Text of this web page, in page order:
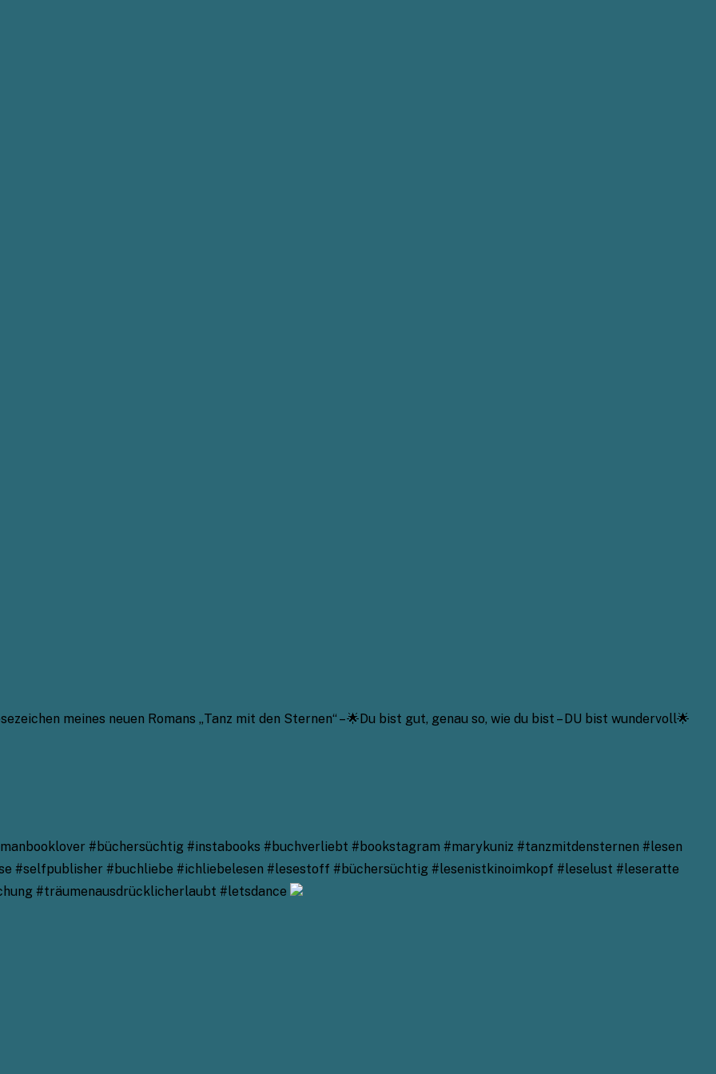
meines neuen Romans „Tanz mit den Sternen“ – 🌟Du bist gut, genau so, wie du bist – DU bist wundervoll🌟
#büchersüchtig #instabooks #buchverliebt #bookstagram #marykuniz #tanzmitdensternen #lesen
#selfpublisher #buchliebe #ichliebelesen #lesestoff #büchersüchtig #lesenistkinoimkopf #leselust #leseratte
#träumenausdrücklicherlaubt #letsdance